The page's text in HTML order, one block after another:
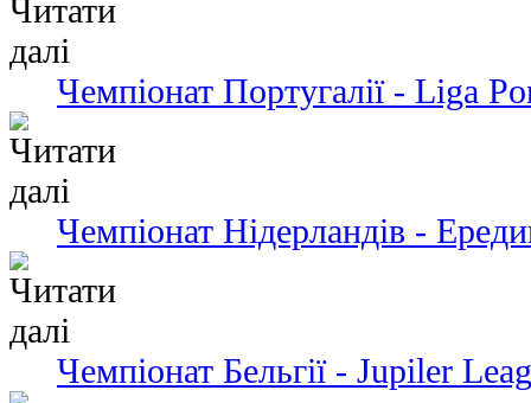
Чемпіонат Португалії - Liga
Чемпіонат Нідерландів -
Чемпіонат Бельгії - Jupiler